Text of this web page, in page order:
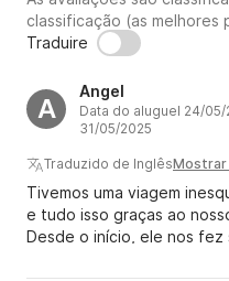
classificação (as melhores
Traduire
A
Angel
Data do aluguel 24/
31/05/2025
Traduzido de InglêsMostrar
Tivemos uma viagem
e tudo isso graças ao
Desde o início, ele nos